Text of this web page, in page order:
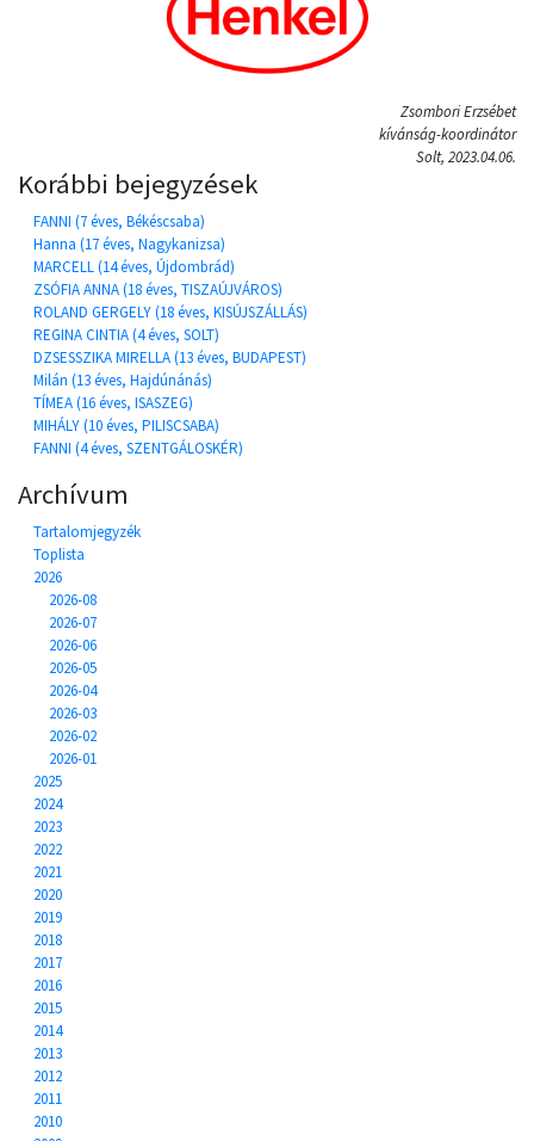
Zsombori Erzsébet
kívánság-koordinátor
Solt, 2023.04.06.
Korábbi bejegyzések
FANNI (7 éves, Békéscsaba)
Hanna (17 éves, Nagykanizsa)
MARCELL (14 éves, Újdombrád)
ZSÓFIA ANNA (18 éves, TISZAÚJVÁROS)
ROLAND GERGELY (18 éves, KISÚJSZÁLLÁS)
REGINA CINTIA (4 éves, SOLT)
DZSESSZIKA MIRELLA (13 éves, BUDAPEST)
Milán (13 éves, Hajdúnánás)
TÍMEA (16 éves, ISASZEG)
MIHÁLY (10 éves, PILISCSABA)
FANNI (4 éves, SZENTGÁLOSKÉR)
Archívum
Tartalomjegyzék
Toplista
2026
2026-08
2026-07
2026-06
2026-05
2026-04
2026-03
2026-02
2026-01
2025
2024
2023
2022
2021
2020
2019
2018
2017
2016
2015
2014
2013
2012
2011
2010